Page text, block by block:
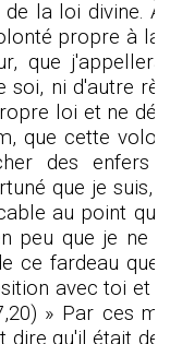
la loi divine. À
propre à la
que
soi, ni d'autre
loi et ne
que cette
des enfers
que je suis,
au point que
peu que je ne
ce fardeau que
avec toi et
,20) » Par ces
dire qu'il était